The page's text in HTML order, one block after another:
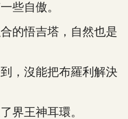
些自傲。
悟吉塔，自然也是
沒能把布羅利解決
王神耳環。